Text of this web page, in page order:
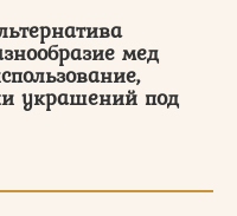
мед
украшений под